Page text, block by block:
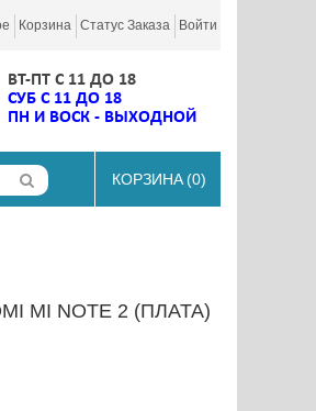
Корзина Статус Заказа Войти
ВТ-ПТ С 11 ДО 18
СУБ С 11 ДО 18
ПН И ВОСК - ВЫХОДНОЙ
КОРЗИНА (0)
MI NOTE 2 (ПЛАТА)